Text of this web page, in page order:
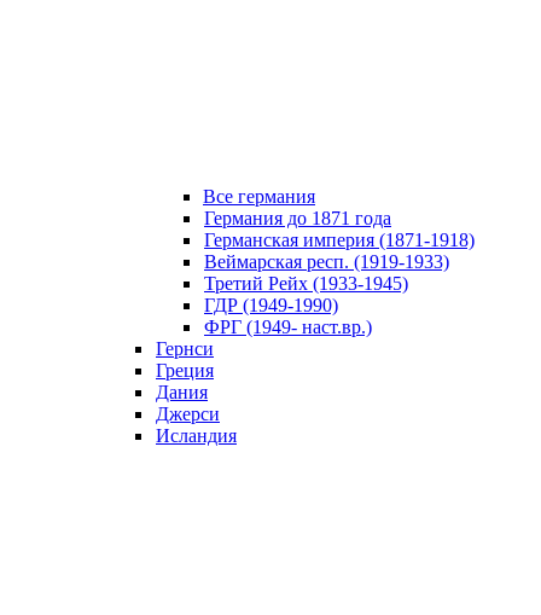
Все германия
Германия до 1871 года
Германская империя (1871-1918)
Веймарская респ. (1919-1933)
Третий Рейх (1933-1945)
ГДР (1949-1990)
ФРГ (1949- наст.вр.)
Гернси
Греция
Дания
Джерси
Исландия